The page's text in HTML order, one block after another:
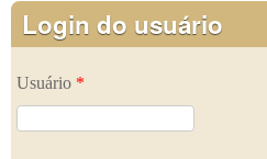
Login do usuário
Usuário *